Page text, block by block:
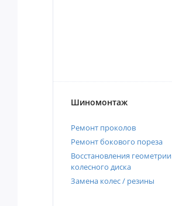
Шиномонтаж
Ремонт проколов
Ремонт бокового пореза
Восстановления геометрии
колесного диска
Замена колес / резины